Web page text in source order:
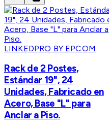
LINKEDPRO BY EPCOM
Rack de 2 Postes,
Estándar 19", 24
Unidades, Fabricado en
Acero, Base "L" para
Anclar a Piso.